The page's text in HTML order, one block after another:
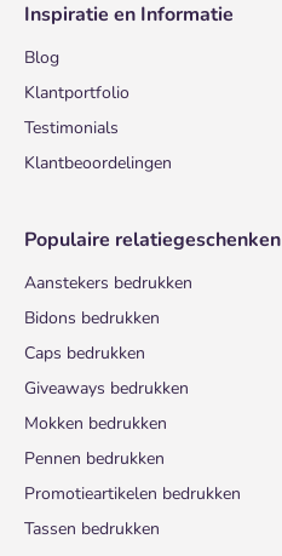
Inspiratie en Informatie
Blog
Klantportfolio
Testimonials
Klantbeoordelingen
Populaire relatiegeschenken
Aanstekers bedrukken
Bidons bedrukken
Caps bedrukken
Giveaways bedrukken
Mokken bedrukken
Pennen bedrukken
Promotieartikelen bedrukken
Tassen bedrukken